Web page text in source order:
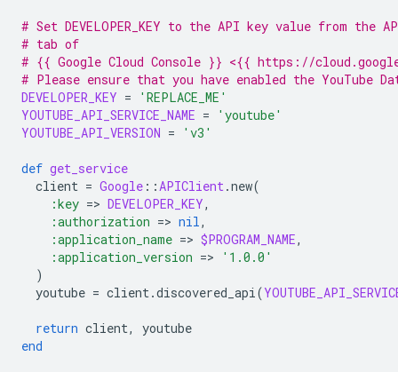
# Set DEVELOPER_KEY to the API key value from the
# tab of
# {{ Google Cloud Console }} <{{ https://
# Please ensure that you have enabled the YouTube
DEVELOPER_KEY =
'REPLACE_ME'
YOUTUBE_API_SERVICE_NAME =
'youtube'
YOUTUBE_API_VERSION = 'v3'
def get_service
client = Google ::APIClient.new(
:key => DEVELOPER_KEY,
:authorization => nil,
:application_name => $PROGRAM_NAME,
:application_version =>
'1.0.0'
)
youtube = client.discovered_api(
return client,
youtube
end